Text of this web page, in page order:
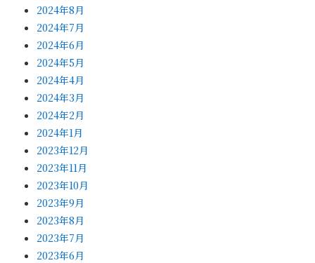
2024年8月
2024年7月
2024年6月
2024年5月
2024年4月
2024年3月
2024年2月
2024年1月
2023年12月
2023年11月
2023年10月
2023年9月
2023年8月
2023年7月
2023年6月